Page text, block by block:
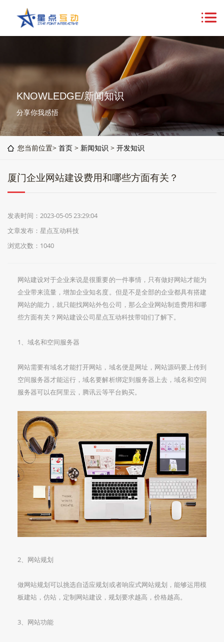
KNOWLEDGE/新闻知识
分享你我感悟
您当前位置> 首页 > 新闻知识 > 开发知识
厦门企业网站建设费用和哪些方面有关？
发表时间：2023-05-05 23:29:04
文章发布：星点互动科技
浏览次数： 1040
网站建设对于企业来说是很重要的一件事情，只有做好网站才能为
企业带来流量，增加企业知名度。但是不是全部的企业都具有搭建
网站的能力，就只能找网站外包公司，那么企业网站制造费用和哪
些方面有关？网站建设公司星点互动科技带咱们了解下。
1、域名和空间服务器
网站需要有域名才能打开网站，域名便是网址，网站源码要上传到
空间服务器才能运行，域名要解析绑定到服务器上去，域名和空间
服务器可以在阿里云，腾讯云等平台购买。
2、网站规划
做网站规划可以挑选自适应规划或者响应式网站规划，能够运用模
板建站，仿站，定制网站建设，规划要求越高，价格越高。
3、网站功能